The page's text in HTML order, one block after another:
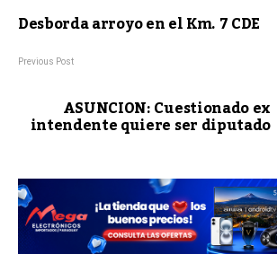
Desborda arroyo en el Km. 7 CDE
Previous Post
ASUNCION: Cuestionado ex
intendente quiere ser diputado